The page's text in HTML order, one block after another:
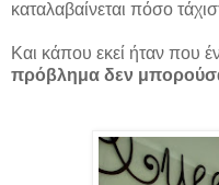
καταλαβαίνεται πόσο
Και κάπου εκεί ήταν που
πρόβλημα δεν